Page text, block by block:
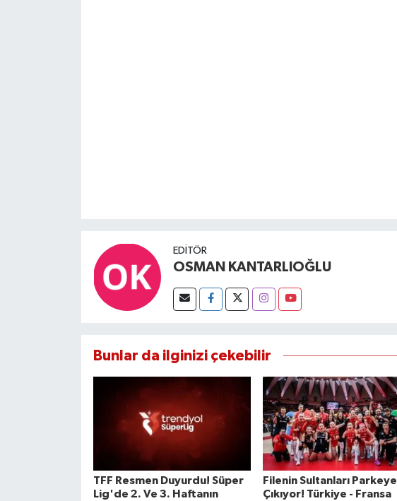
EDITÖR
OSMAN KANTARLIOĞLU
Bunlar da ilginizi çekebilir
TFF Resmen Duyurdu! Süper
Lig'de 2. Ve 3. Haftanın
Filenin Sultanları Parkeye
Çıkıyor! Türkiye - Fransa